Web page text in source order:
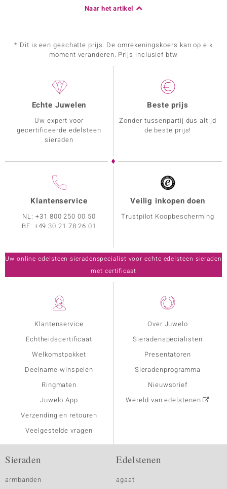
Naar het artikel
* Dit is een geschatte prijs. De omrekeningskoers kan op elk
moment veranderen. Prijs inclusief btw
Klantenservice
Echtheidscertificaat
Welkomstpakket
Deelname winspelen
Ringmaten
Juwelo App
Verzending en retouren
Veelgestelde vragen
Over Juwelo
Sieradenspecialisten
Presentatoren
Sieradenprogramma
Nieuwsbrief
Wereld van edelstenen
Echte Juwelen
Uw expert voor
gecertificeerde edelsteen
sieraden
Beste prijs
Zonder tussenpartij dus altijd
de beste prijs!
Klantenservice
NL:+31 800 250 00 50
BE: +49 30 21 78 26 01
Veilig inkopen doen
Trustpilot Koopbescherming
Uw online edelsteen sieradenspecialist voor echte edelsteen sieraden
met certificaat
Sieraden
armbanden
Edelstenen
agaat